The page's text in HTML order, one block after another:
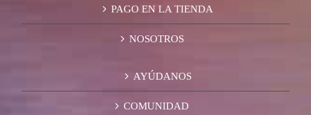
PAGO EN LA TIENDA
NOSOTROS
AYÚDANOS
COMUNIDAD